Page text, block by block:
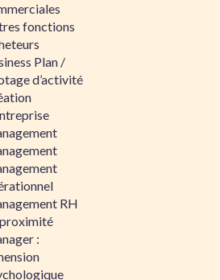
fonctions
Plan /
d’activité
RH
: